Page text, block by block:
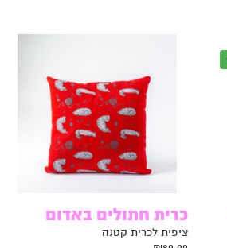
כרית חתולים באדום
ציפית לכרית קטנה